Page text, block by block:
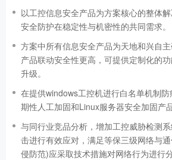
以工控信息安全产品为方案核心的整体
安全防护在稳定性与机密性的共同需求。
方案中所有信息安全产品为天地和兴自
产品联动安全性更高，可提供定制化的
升级。
在提供windows工控机进行白名单机制
期性人工加固和Linux服务器安全加固产
与同行业竞品分析，增加工控威胁检测
击进行有效应对，满足等保三级网络与
侵防范)应采取技术措施对网络行为进行